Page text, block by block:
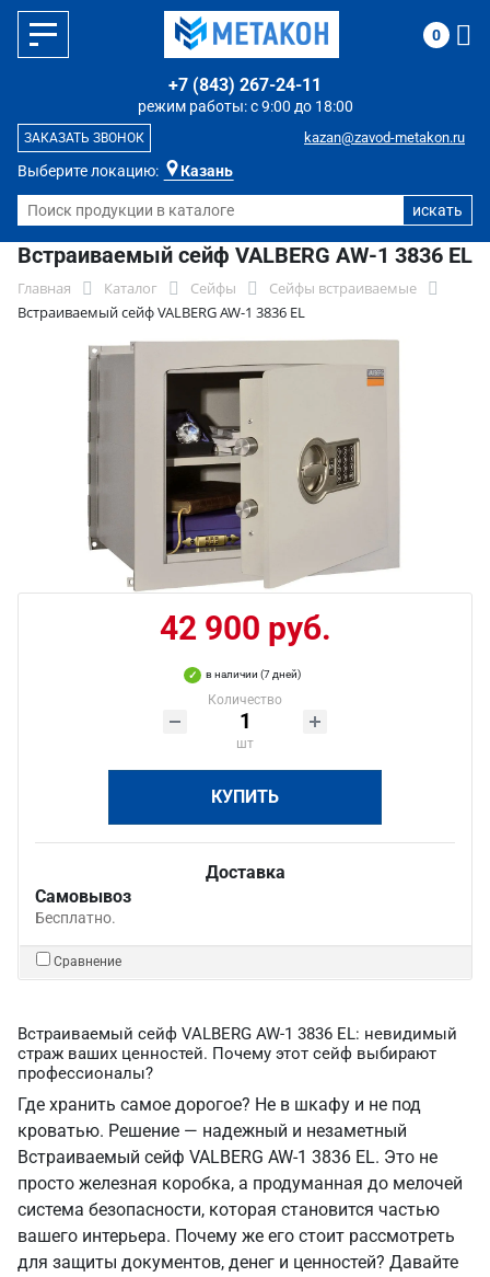
Выберите локацию: Казань
режим работы: с 9:00 до 18:00
+7 (843) 267-24-11
kazan@zavod-metakon.ru
ЗАКАЗАТЬ ЗВОНОК
0
Встраиваемый сейф VALBERG AW-1 3836 EL
Главная Каталог Сейфы
Сейфы встраиваемые
Встраиваемый сейф VALBERG AW-1 3836 EL
42 900 руб.
в наличии (7 дней)
Количество
шт
КУПИТЬ
Доставка
Самовывоз
Бесплатно.
Сравнение
Встраиваемый сейф VALBERG AW-1 3836 EL: невидимый
страж ваших ценностей. Почему этот сейф выбирают
профессионалы?
Где хранить самое дорогое? Не в шкафу и не под
кроватью. Решение — надежный и незаметный
Встраиваемый сейф VALBERG AW-1 3836 EL. Это не
просто железная коробка, а продуманная до мелочей
система безопасности, которая становится частью
вашего интерьера. Почему же его стоит рассмотреть
для защиты документов, денег и ценностей? Давайте